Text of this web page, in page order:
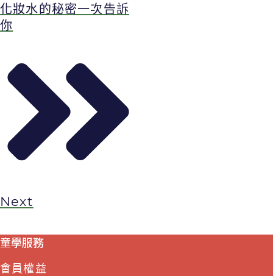
化妝水的秘密一次告訴
你
Next
童學服務
會員權益